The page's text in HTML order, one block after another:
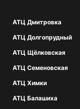
АТЦ Дмитровка
АТЦ Долгопрудный
АТЦ Щёлковская
АТЦ Семеновская
АТЦ Химки
АТЦ Балашиха